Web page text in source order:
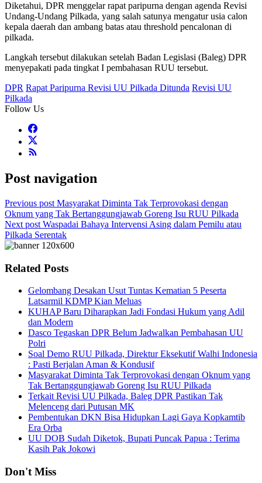
Diketahui, DPR menggelar rapat paripurna dengan agenda Revisi
Undang-Undang Pilkada, yang salah satunya mengatur usia calon
kepala daerah dan ambang batas atau threshold pencalonan di
pilkada.
Langkah tersebut dilakukan setelah Badan Legislasi (Baleg) DPR
menyepakati pada tingkat I pembahasan RUU tersebut.
DPR Rapat Paripurna Revisi UU Pilkada Ditunda Revisi UU
Pilkada
Follow Us
Post navigation
Previous post Masyarakat Diminta Tak Terprovokasi dengan
Oknum yang Tak Bertanggungjawab Goreng Isu RUU Pilkada
Next post Waspadai Bahaya Intervensi Asing dalam Pemilu atau
Pilkada Serentak
Related Posts
Gelombang Desakan Usut Tuntas Kematian 5 Peserta
Latsarmil KDMP Kian Meluas
KUHAP Baru Diharapkan Jadi Fondasi Hukum yang Adil
dan Modern
Dasco Tegaskan DPR Belum Jadwalkan Pembahasan UU
Polri
Soal Demo RUU Pilkada, Direktur Eksekutif Walhi Indonesia
: Pasti Berjalan Aman & Kondusif
Masyarakat Diminta Tak Terprovokasi dengan Oknum yang
Tak Bertanggungjawab Goreng Isu RUU Pilkada
Terkait Revisi UU Pilkada, Baleg DPR Pastikan Tak
Melenceng dari Putusan MK
Pembentukan DKN Bisa Hidupkan Lagi Gaya Kopkamtib
Era Orba
UU DOB Sudah Diketok, Bupati Puncak Papua : Terima
Kasih Pak Jokowi
Don't Miss